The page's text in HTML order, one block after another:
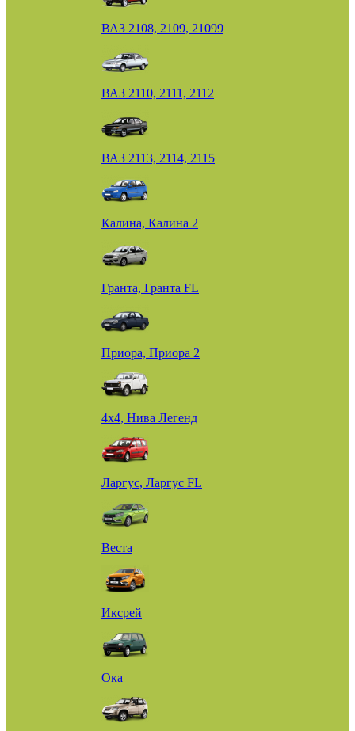
ВАЗ 2108, 2109, 21099
ВАЗ 2110, 2111, 2112
ВАЗ 2113, 2114, 2115
Калина, Калина 2
Гранта, Гранта FL
Приора, Приора 2
4х4, Нива Легенд
Ларгус, Ларгус FL
Веста
Иксрей
Ока